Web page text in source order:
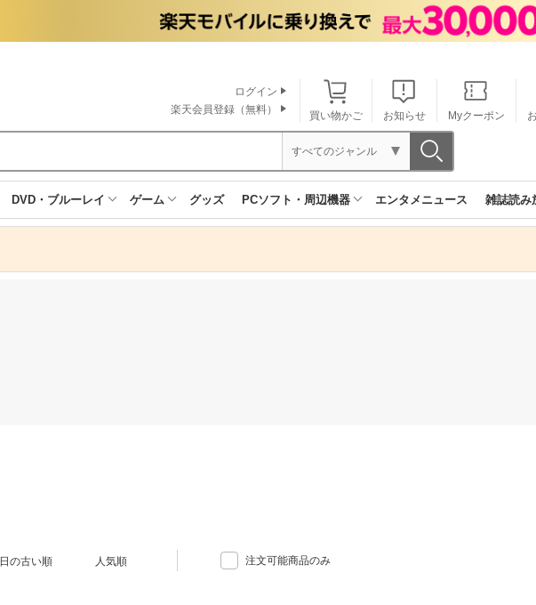
買い物かご お知らせ Myクーポン
ログイン
楽天会員登録（無料）
すべてのジャンル
DVD・ブルーレイ ゲーム グッズ PCソフト・周辺機器 エンタメニュース 雑誌読み
の古い順 人気順 注文可能商品のみ